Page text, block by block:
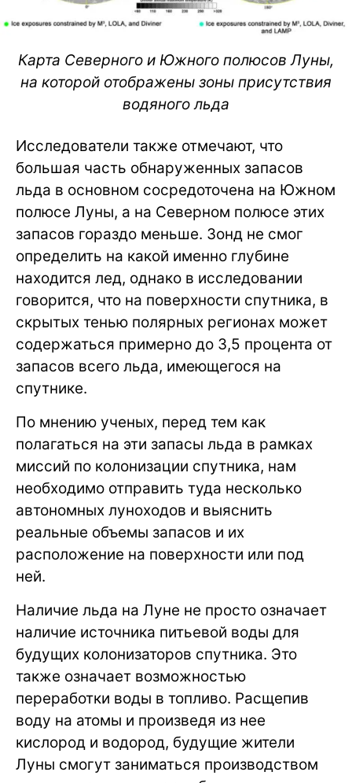
Карта Северного и Южного полюсов Луны,
на которой отображены зоны присутствия
водяного льда
Исследователи также отмечают, что
большая часть обнаруженных запасов
льда в основном сосредоточена на Южном
полюсе Луны, а на Северном полюсе этих
запасов гораздо меньше. Зонд не смог
определить на какой именно глубине
находится лед, однако в исследовании
говорится, что на поверхности спутника, в
скрытых тенью полярных регионах может
содержаться примерно до 3,5 процента от
запасов всего льда, имеющегося на
спутнике.
По мнению ученых, перед тем как
полагаться на эти запасы льда в рамках
миссий по колонизации спутника, нам
необходимо отправить туда несколько
автономных луноходов и выяснить
реальные объемы запасов и их
расположение на поверхности или под
ней.
Наличие льда на Луне не просто означает
наличие источника питьевой воды для
будущих колонизаторов спутника. Это
также означает возможностью
переработки воды в топливо. Расщепив
воду на атомы и произведя из нее
кислород и водород, будущие жители
Луны смогут заниматься производством